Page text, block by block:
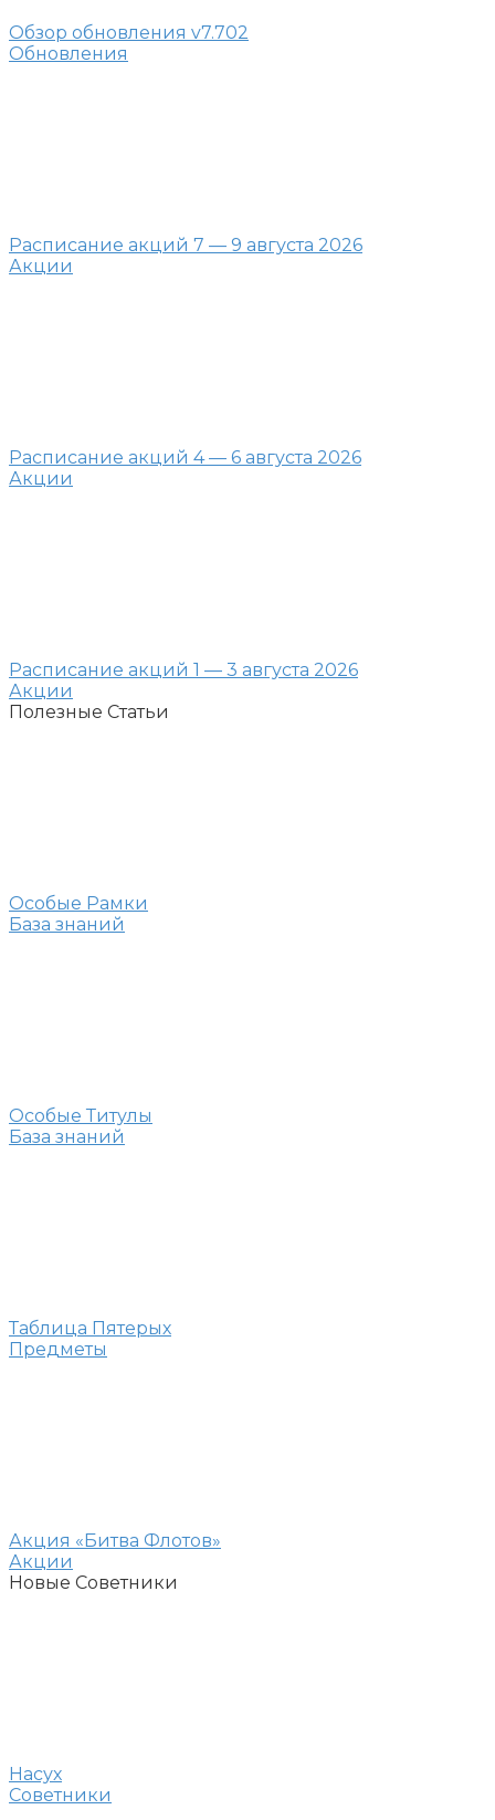
Обзор обновления v7.702
Обновления
Расписание акций 7 — 9 августа 2026
Акции
Расписание акций 4 — 6 августа 2026
Акции
Расписание акций 1 — 3 августа 2026
Акции
Полезные Статьи
Особые Рамки
База знаний
Особые Титулы
База знаний
Таблица Пятерых
Предметы
Акция «Битва Флотов»
Акции
Новые Советники
Насух
Советники